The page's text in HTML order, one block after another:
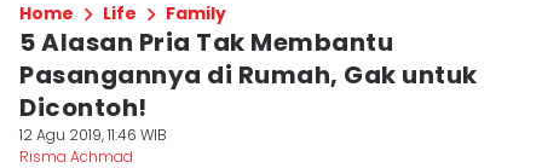
Home Life Family
5 Alasan Pria Tak Membantu
Pasangannya di Rumah, Gak untuk
Dicontoh!
12 Agu 2019, 11:46 WIB
Risma Achmad